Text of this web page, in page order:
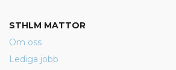
STHLM MATTOR
Om oss
Lediga jobb